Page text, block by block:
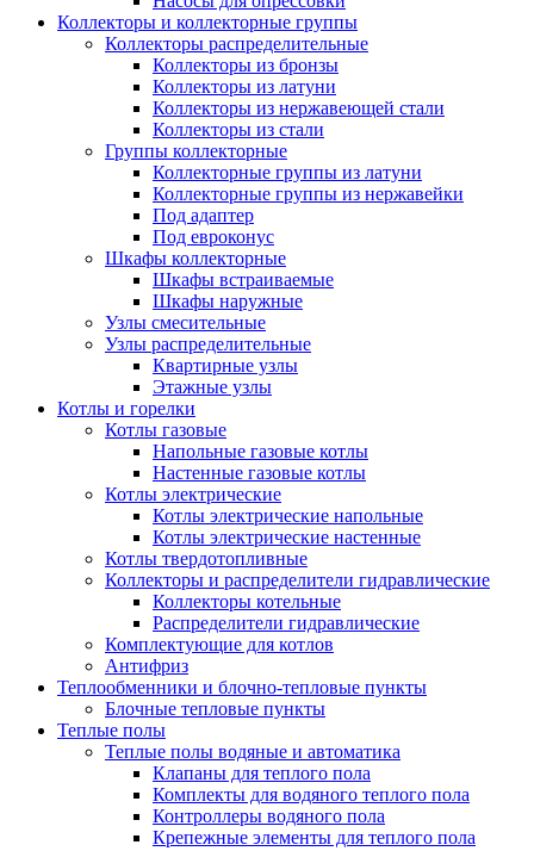
Коллекторы и коллекторные группы
Коллекторы распределительные
Коллекторы из бронзы
Коллекторы из латуни
Коллекторы из нержавеющей стали
Коллекторы из стали
Группы коллекторные
Коллекторные группы из латуни
Коллекторные группы из нержавейки
Под адаптер
Под евроконус
Шкафы коллекторные
Шкафы встраиваемые
Шкафы наружные
Узлы смесительные
Узлы распределительные
Квартирные узлы
Этажные узлы
Котлы и горелки
Котлы газовые
Напольные газовые котлы
Настенные газовые котлы
Котлы электрические
Котлы электрические напольные
Котлы электрические настенные
Котлы твердотопливные
Коллекторы и распределители гидравлические
Коллекторы котельные
Распределители гидравлические
Комплектующие для котлов
Антифриз
Теплообменники и блочно-тепловые пункты
Блочные тепловые пункты
Теплые полы
Теплые полы водяные и автоматика
Клапаны для теплого пола
Комплекты для водяного теплого пола
Контроллеры водяного пола
Крепежные элементы для теплого пола